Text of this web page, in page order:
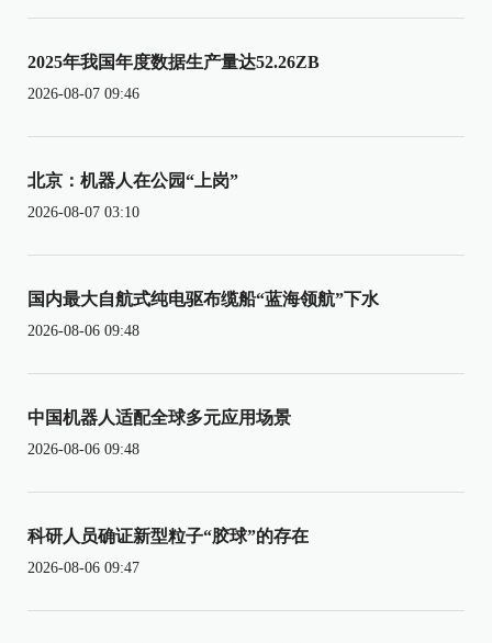
2025年我国年度数据生产量达52.26ZB
2026-08-07 09:46
北京：机器人在公园“上岗”
2026-08-07 03:10
国内最大自航式纯电驱布缆船“蓝海领航”下水
2026-08-06 09:48
中国机器人适配全球多元应用场景
2026-08-06 09:48
科研人员确证新型粒子“胶球”的存在
2026-08-06 09:47